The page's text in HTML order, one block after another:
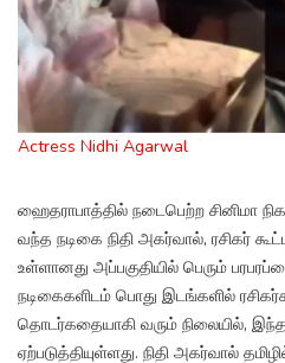
Actress Nidhi Agarwal
ஹைதராபாத்தில் நடைபெற்ற சினிமா
வந்த நடிகை நிதி அகர்வால், ரசிகர்
உள்ளானது அப்பகுதியில் பெரும்
நடிகைகளிடம் பொது இடங்களில்
தொடர்கதையாகி வரும் நிலையில்,
ஏற்படுத்தியுள்ளது. நிதி அகர்வால்